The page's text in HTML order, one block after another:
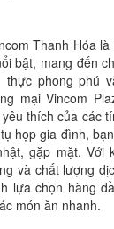
Thanh Hóa
bật, mang đến
thực phong phú
mại Vincom
thích của các
họp gia đình,
gặp mặt. Với
và chất lượng
lựa chọn hàng
món ăn nhanh.